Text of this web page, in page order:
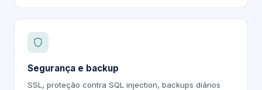
Segurança e backup
SSL, proteção contra SQL injection, backups diários